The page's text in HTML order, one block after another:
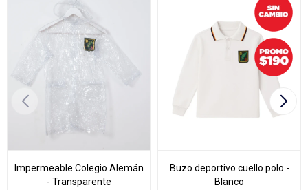
Impermeable Colegio Alemán
- Transparente
Buzo deportivo cuello polo -
Blanco